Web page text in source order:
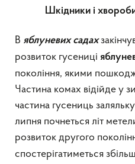
Шкідники і
В яблуневих садах
розвиток гусениці
покоління, якими
Частина комах відійде у
частина гусениць
липня почнеться літ
розвиток другого
спостерігатиметься